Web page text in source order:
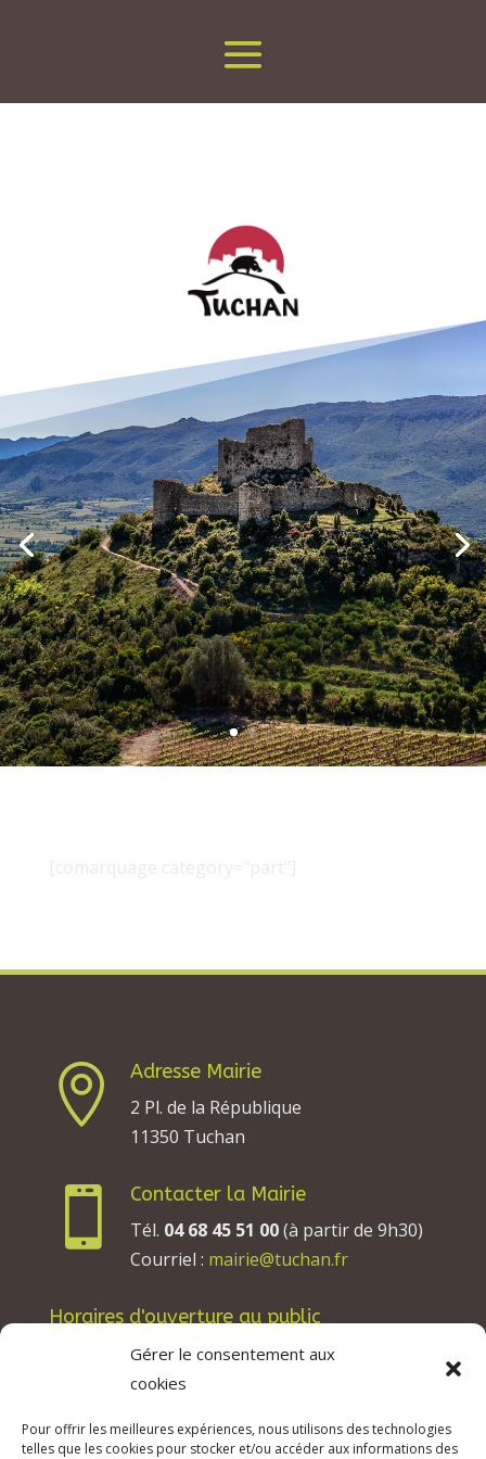
Gérer le consentement aux
cookies
Pour offrir les meilleures expériences, nous utilisons des technologies
telles que les cookies pour stocker et/ou accéder aux informations des

Adresse Mairie
2 Pl. de la République
11350 Tuchan

Contacter la Mairie
Tél. 04 68 45 51 00(à partir de 9h30)
Courriel : mairie@tuchan.fr
Horaires d'ouverture au public
Les lundis, mardis et jeudis : de 8h à 12h et de
13h30 à 17h30.
Les vendredis : de 8h à 12h.